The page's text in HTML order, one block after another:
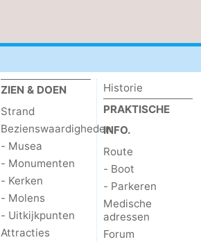
ZIEN & DOEN
Strand
Bezienswaardigheden
- Musea
- Monumenten
- Kerken
- Molens
- Uitkijkpunten
Attracties
Historie
PRAKTISCHE
INFO.
Route
- Boot
- Parkeren
Medische
adressen
Forum